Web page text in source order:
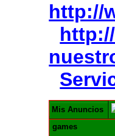
http://
Mis Anuncios
games